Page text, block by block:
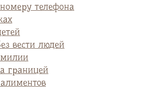
телефона
вести людей
границей